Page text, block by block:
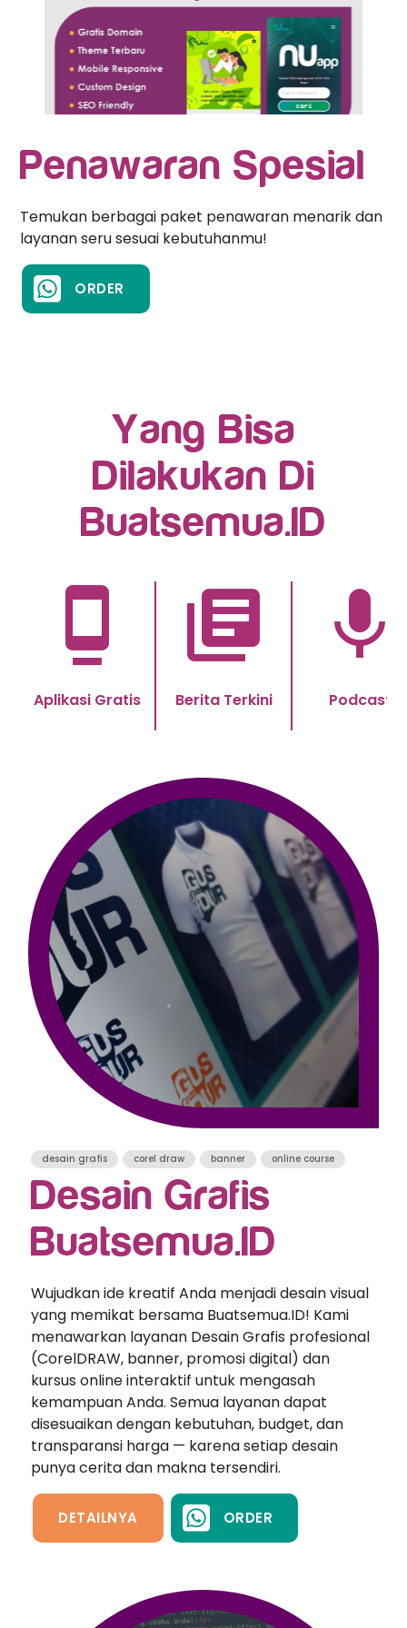
Penawaran Spesial
Temukan berbagai paket penawaran menarik dan
layanan seru sesuai kebutuhanmu!
ORDER
Yang Bisa
Dilakukan Di
Buatsemua.ID
dock
Aplikasi Gratis
library_books
Berita Terkini
mic
Podcast
desain grafis corel draw banner online course
Desain Grafis
Buatsemua.ID
Wujudkan ide kreatif Anda menjadi desain visual
yang memikat bersama Buatsemua.ID! Kami
menawarkan layanan Desain Grafis profesional
(CorelDRAW, banner, promosi digital) dan
kursus online interaktif untuk mengasah
kemampuan Anda. Semua layanan dapat
disesuaikan dengan kebutuhan, budget, dan
transparansi harga — karena setiap desain
punya cerita dan makna tersendiri.
DETAILNYA ORDER